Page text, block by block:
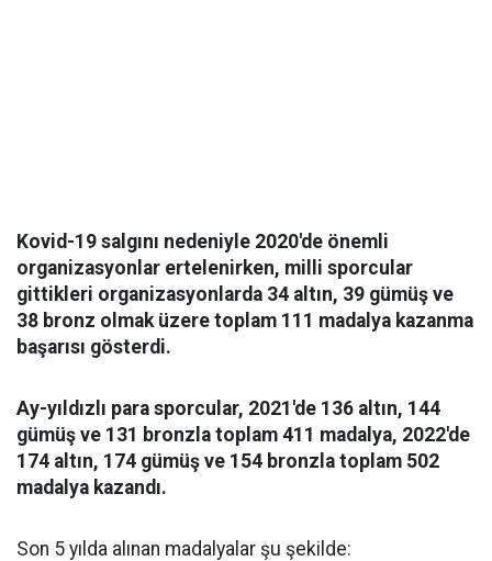
Kovid-19 salgını nedeniyle 2020'de önemli
organizasyonlar ertelenirken, milli sporcular
gittikleri organizasyonlarda 34 altın, 39 gümüş ve
38 bronz olmak üzere toplam 111 madalya kazanma
başarısı gösterdi.
Ay-yıldızlı para sporcular, 2021'de 136 altın, 144
gümüş ve 131 bronzla toplam 411 madalya, 2022'de
174 altın, 174 gümüş ve 154 bronzla toplam 502
madalya kazandı.
Son 5 yılda alınan madalyalar şu şekilde: